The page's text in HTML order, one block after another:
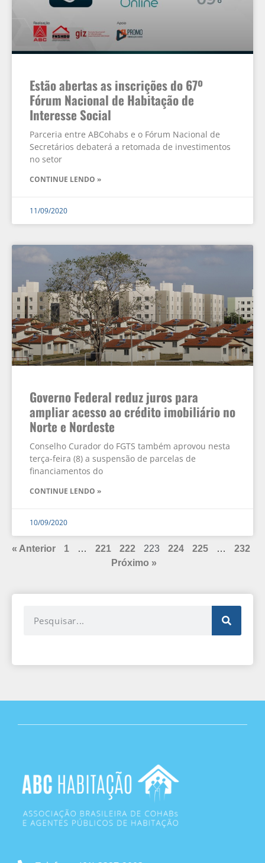
Estão abertas as inscrições do 67º
Fórum Nacional de Habitação de
Interesse Social
Parceria entre ABCohabs e o Fórum Nacional de
Secretários debaterá a retomada de investimentos
no setor
CONTINUE LENDO »
11/09/2020
Governo Federal reduz juros para
ampliar acesso ao crédito imobiliário no
Norte e Nordeste
Conselho Curador do FGTS também aprovou nesta
terça-feira (8) a suspensão de parcelas de
financiamentos do
CONTINUE LENDO »
10/09/2020
« Anterior 1 … 221 222 223 224 225 …
232
Próximo »